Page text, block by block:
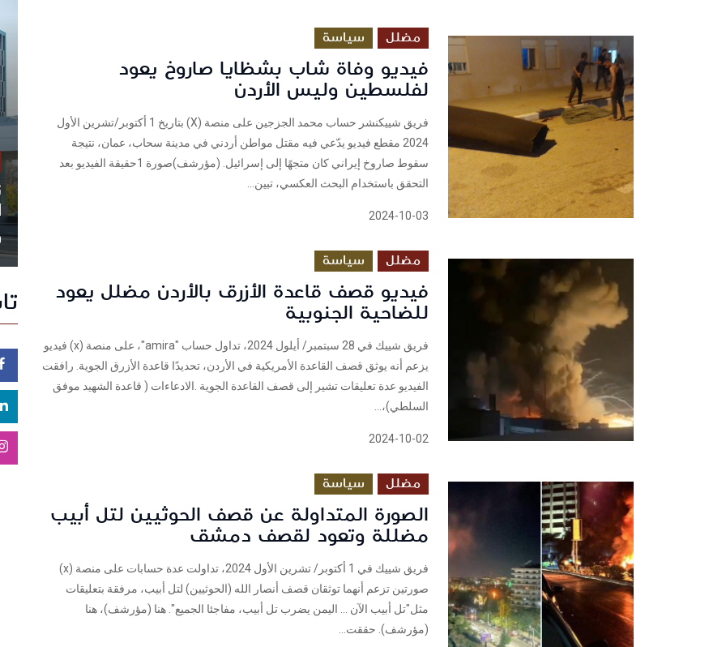
مضلل سياسة
فيديو وفاة شاب بشظايا صاروخ يعود
لفلسطين وليس الأردن
فريق شييكنشر حساب محمد الجزجين على منصة (X) بتاريخ 1 أكتوبر/تشرين الأول
2024 مقطع فيديو يدّعي فيه مقتل مواطن أردني في مدينة سحاب، عمان، نتيجة
سقوط صاروخ إيراني كان متجهًا إلى إسرائيل. (مؤرشف)صورة 1حقيقة الفيديو بعد
التحقق باستخدام البحث العكسي، تبين...
2024-10-03
مضلل سياسة
فيديو قصف قاعدة الأزرق بالأردن مضلل يعود
للضاحية الجنوبية
فريق شييك في 28 سبتمبر/ أيلول 2024، تداول حساب "amira"، على منصة (x) فيديو
يزعم أنه يوثق قصف القاعدة الأمريكية في الأردن، تحديدًا قاعدة الأزرق الجوية. رافقت
الفيديو عدة تعليقات تشير إلى قصف القاعدة الجوية .الادعاءات ( قاعدة الشهيد موفق
السلطي)،...
2024-10-02
مضلل سياسة
الصورة المتداولة عن قصف الحوثيين لتل أبيب
مضللة وتعود لقصف دمشق
فريق شييك في 1 أكتوبر/ تشرين الأول 2024، تداولت عدة حسابات على منصة (x)
صورتين تزعم أنهما توثقان قصف أنصار الله (الحوثيين) لتل أبيب، مرفقة بتعليقات
مثل"تل أبيب الآن … اليمن يضرب تل أبيب، مفاجئا الجميع". هنا (مؤرشف)، هنا
(مؤرشف). حققت...